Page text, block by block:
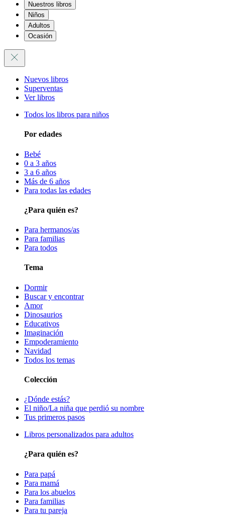
Nuestros libros
Niños
Adultos
Ocasión
Nuevos libros
Superventas
Ver libros
Todos los libros para niños
Por edades
Bebé
0 a 3 años
3 a 6 años
Más de 6 años
Para todas las edades
¿Para quién es?
Para hermanos/as
Para familias
Para todos
Tema
Dormir
Buscar y encontrar
Amor
Dinosaurios
Educativos
Imaginación
Empoderamiento
Navidad
Todos los temas
Colección
¿Dónde estás?
El niño/La niña que perdió su nombre
Tus primeros pasos
Libros personalizados para adultos
¿Para quién es?
Para papá
Para mamá
Para los abuelos
Para familias
Para tu pareja